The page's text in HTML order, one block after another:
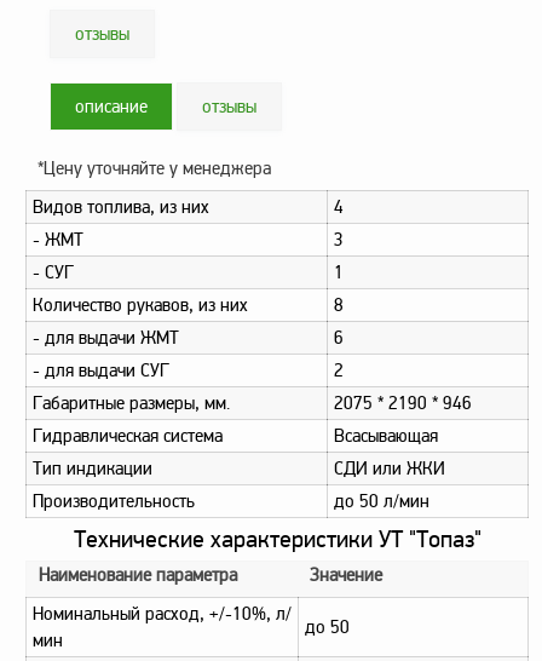
отзывы
описание отзывы
*Цену уточняйте у менеджера
Видов топлива, из них
4
- ЖМТ
3
- СУГ
1
Количество рукавов, из них
8
- для выдачи ЖМТ
6
- для выдачи СУГ
2
Габаритные размеры, мм.
2075 * 2190 * 946
Гидравлическая система
Всасывающая
Тип индикации
СДИ или ЖКИ
Производительность
до 50 л/мин
Технические характеристики УТ "Топаз"
Наименование параметра
Значение
Номинальный расход, +/-10%, л/
мин
до 50